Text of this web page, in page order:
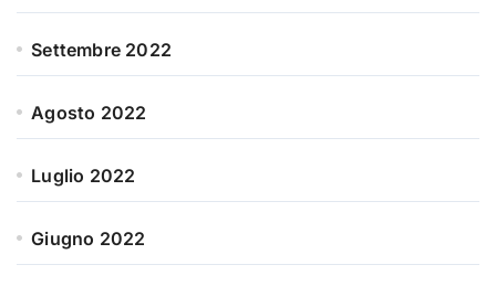
Settembre 2022
Agosto 2022
Luglio 2022
Giugno 2022